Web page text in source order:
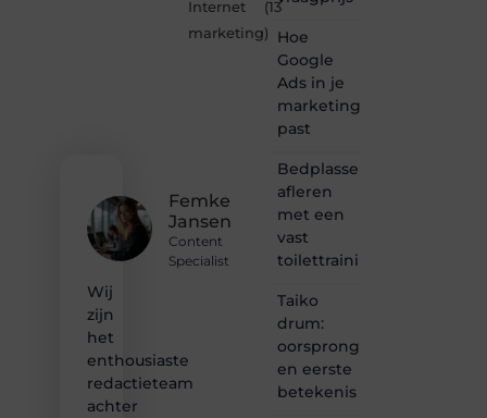
Femke
Jansen
Content
Specialist
Wij
zijn
het
enthousiaste
redactieteam
achter
Internet
marketing
(13
)
Hoe
Google
Ads in je
marketingmix
past
Bedplassen
afleren
met een
vast
toilettrainingschema
Taiko
drum:
oorsprong
en eerste
betekenis